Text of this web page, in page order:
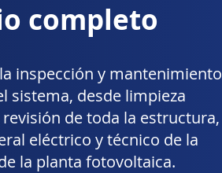
completo
inspección y mantenimiento
sistema, desde limpieza
de toda la estructura,
eléctrico y técnico de la
la planta fotovoltaica.